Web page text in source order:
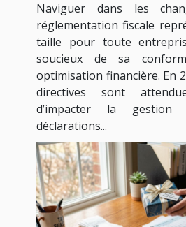
2026
Naviguer dans les
réglementation fiscale
taille pour toute
soucieux de sa
optimisation financière. En
directives sont
d’impacter la gestion
déclarations...